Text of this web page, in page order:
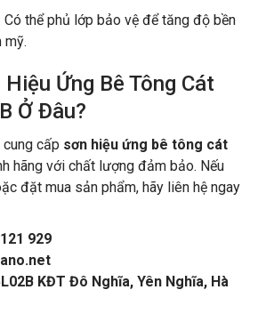
Có thể phủ lớp bảo vệ để tăng độ bền
mỹ.
Ứng Bê Tông Cát
Ở Đâu?
cấp sơn hiệu ứng bê tông cát
hãng với chất lượng đảm bảo. Nếu
đặt mua sản phẩm, hãy liên hệ ngay
929
KĐT Đô Nghĩa, Yên Nghĩa, Hà